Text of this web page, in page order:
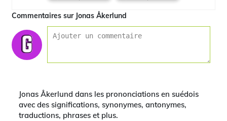
Commentaires sur Jonas Åkerlund
Jonas Åkerlund dans les prononciations en suédois
avec des significations, synonymes, antonymes,
traductions, phrases et plus.